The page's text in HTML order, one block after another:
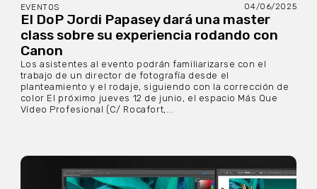
EVENTOS 04/06/2025
El DoP Jordi Papasey dará una master
class sobre su experiencia rodando con
Canon
Los asistentes al evento podrán familiarizarse con el
trabajo de un director de fotografía desde el
planteamiento y el rodaje, siguiendo con la corrección de
color El próximo jueves 12 de junio, el espacio Más Que
Vídeo Profesional (C/ Rocafort,...